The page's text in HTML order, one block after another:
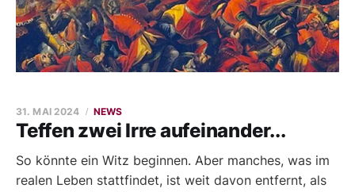
Teffen zwei Irre aufeinander...
31. MAI 2024 NEWS
So könnte ein Witz beginnen. Aber manches, was im
realen Leben stattfindet, ist weit davon entfernt, als